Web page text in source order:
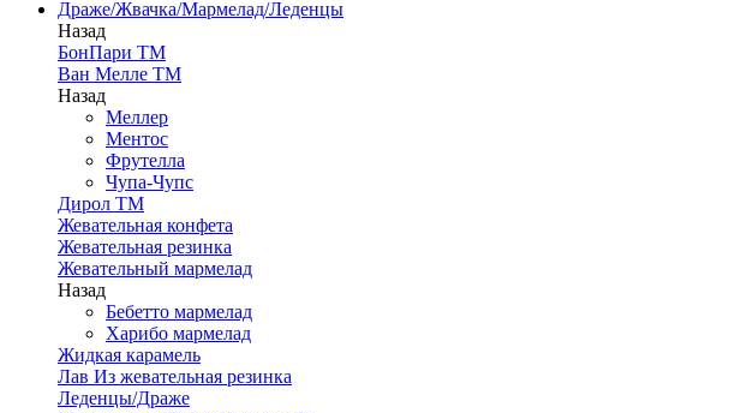
Драже/Жвачка/Мармелад/Леденцы
Назад
БонПари ТМ
Ван Мелле ТМ
Назад
Меллер
Ментос
Фрутелла
Чупа-Чупс
Дирол ТМ
Жевательная конфета
Жевательная резинка
Жевательный мармелад
Назад
Бебетто мармелад
Харибо мармелад
Жидкая карамель
Лав Из жевательная резинка
Леденцы/Драже